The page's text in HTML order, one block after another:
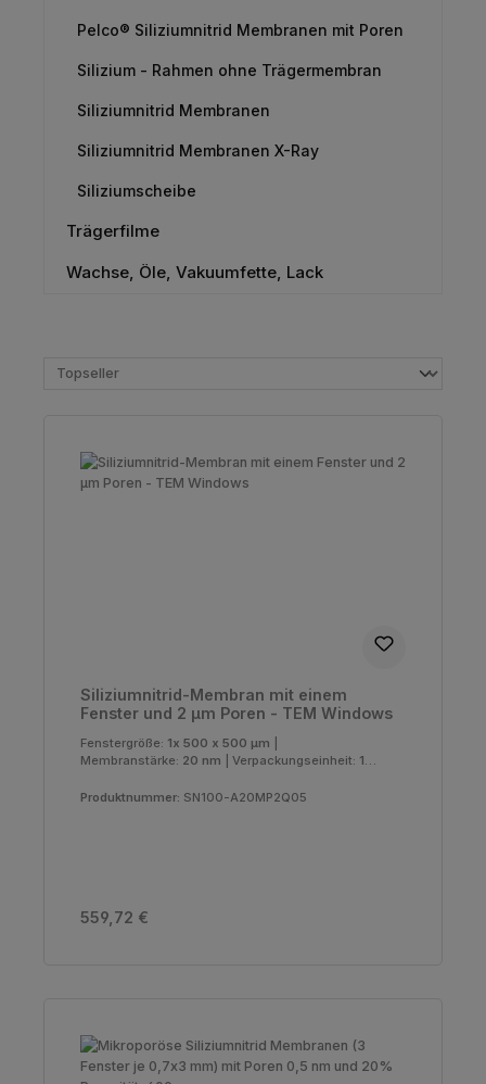
Pelco® Siliziumnitrid Membranen mit Poren
Silizium - Rahmen ohne Trägermembran
Siliziumnitrid Membranen
Siliziumnitrid Membranen X-Ray
Siliziumscheibe
Trägerfilme
Wachse, Öle, Vakuumfette, Lack
Siliziumnitrid-Membran mit einem
Fenster und 2 µm Poren - TEM Windows
Fenstergröße: 1x 500 x 500 µm
Membranstärke: 20 nm Verpackungseinheit: 10
Produktnummer: SN100-A20MP2Q05
Regulärer Preis:
559,72 €